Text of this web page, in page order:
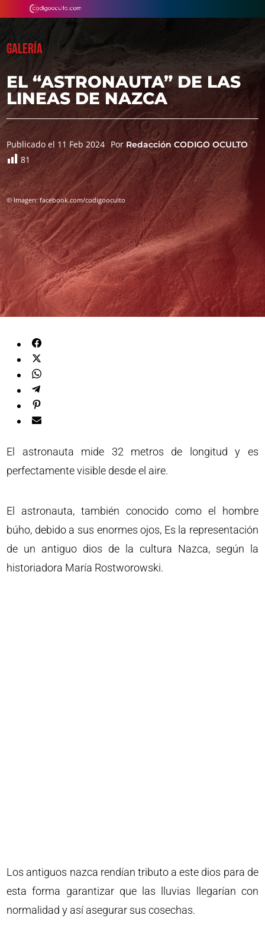
GALERÍA
EL “ASTRONAUTA” DE LAS
LINEAS DE NAZCA
Publicado el 11 Feb 2024 PorRedacción CODIGO OCULTO
81
© Imagen: facebook.com/codigooculto
El astronauta mide 32 metros de longitud y es
perfectamente visible desde el aire.
El astronauta, también conocido como el hombre
búho, debido a sus enormes ojos, Es la representación
de un antiguo dios de la cultura Nazca, según la
historiadora María Rostworowski.
Los antiguos nazca rendían tributo a este dios para de
esta forma garantizar que las lluvias llegarían con
normalidad y así asegurar sus cosechas.